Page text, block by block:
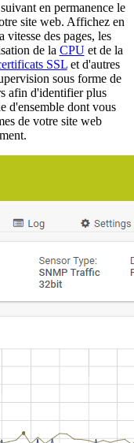
en permanence le
site web. Affichez en
des pages, les
de la CPUet de la
SSLet d'autres
sous forme de
afin d'identifier plus
d'ensemble dont vous
de votre site web